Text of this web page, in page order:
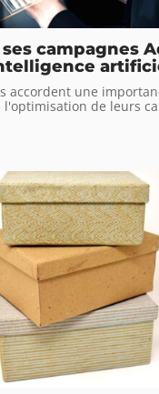
campagnes
accordent une
l'optimisation de leurs